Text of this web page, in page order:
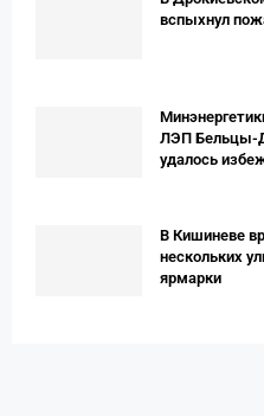
вспыхнул
ЛЭП Бельцы-
удалось
В Кишиневе
нескольких
ярмарки